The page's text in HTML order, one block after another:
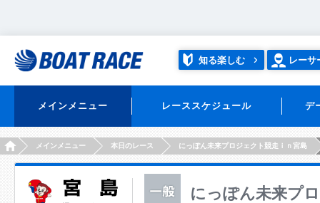
知る楽しむ レーサ
メインメニュー レーススケジュール デ
HOMEメインメニュー 本日のレース にっぽん未来プロジェクト競走ｉｎ宮島
にっぽん未来プ